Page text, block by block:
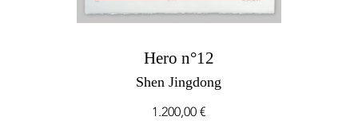
Hero n°12
Shen Jingdong
1.200,00€